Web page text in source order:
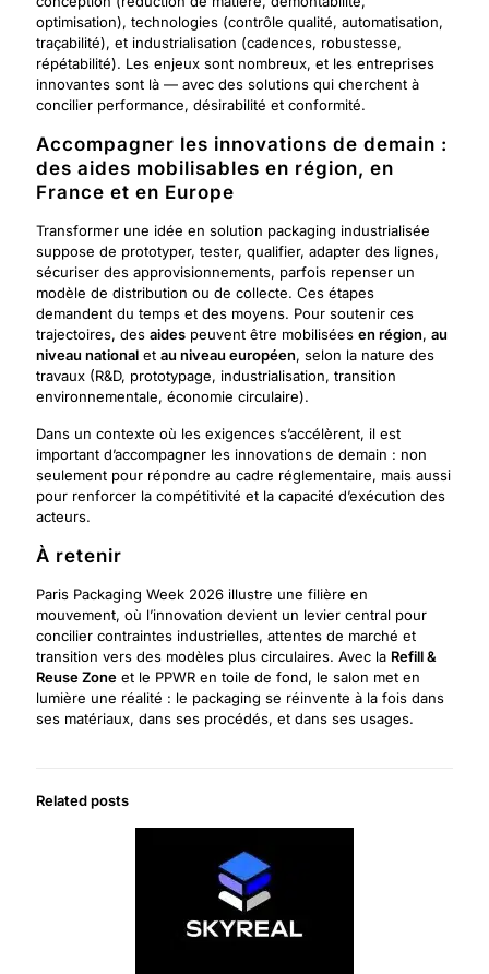
optimisation), technologies (contrôle qualité, automatisation,
traçabilité), et industrialisation (cadences, robustesse,
répétabilité). Les enjeux sont nombreux, et les entreprises
innovantes sont là — avec des solutions qui cherchent à
concilier performance, désirabilité et conformité.
Accompagner les innovations de demain :
des aides mobilisables en région, en
France et en Europe
Transformer une idée en solution packaging industrialisée
suppose de prototyper, tester, qualifier, adapter des lignes,
sécuriser des approvisionnements, parfois repenser un
modèle de distribution ou de collecte. Ces étapes
demandent du temps et des moyens. Pour soutenir ces
trajectoires, des aides peuvent être mobilisées en région, au
niveau national et au niveau européen, selon la nature des
travaux (R&D, prototypage, industrialisation, transition
environnementale, économie circulaire).
Dans un contexte où les exigences s’accélèrent, il est
important d’accompagner les innovations de demain : non
seulement pour répondre au cadre réglementaire, mais aussi
pour renforcer la compétitivité et la capacité d’exécution des
acteurs.
À retenir
Paris Packaging Week 2026 illustre une filière en
mouvement, où l’innovation devient un levier central pour
concilier contraintes industrielles, attentes de marché et
transition vers des modèles plus circulaires. Avec la Refill &
Reuse Zone et le PPWR en toile de fond, le salon met en
lumière une réalité : le packaging se réinvente à la fois dans
ses matériaux, dans ses procédés, et dans ses usages.
Related posts